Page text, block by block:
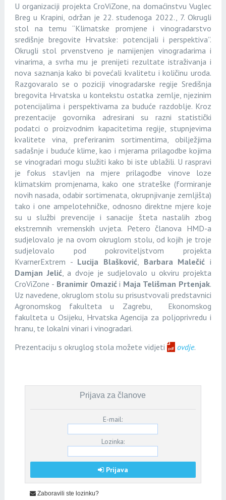
U organizaciji projekta CroViZone, na domaćinstvu Vuglec
Breg u Krapini, održan je 22. studenoga 2022., 7. Okrugli
stol na temu “Klimatske promjene i vinogradarstvo
središnje bregovite Hrvatske: potencijali i perspektiva”.
Okrugli stol prvenstveno je namijenjen vinogradarima i
vinarima, a svrha mu je prenijeti rezultate istraživanja i
nova saznanja kako bi povećali kvalitetu i količinu uroda.
Razgovaralo se o poziciji vinogradarske regije Središnja
bregovita Hrvatska u kontekstu ostatka zemlje, njezinim
potencijalima i perspektivama za buduće razdoblje. Kroz
prezentacije govornika adresirani su razni statistički
podatci o proizvodnim kapacitetima regije, stupnjevima
kvalitete vina, preferiranim sortimentima, obilježjima
sadašnje i buduće klime, kao i mjerama prilagodbe kojima
se vinogradari mogu služiti kako bi iste ublažili. U raspravi
je fokus stavljen na mjere prilagodbe vinove loze
klimatskim promjenama, kako one strateške (formiranje
novih nasada, odabir sortimenata, okrupnjivanje zemljišta)
tako i one ampelotehničke, odnosno direktne mjere koje
su u službi prevencije i sanacije šteta nastalih zbog
ekstremnih vremenskih uvjeta. Petero članova HMD-a
sudjelovalo je na ovom okruglom stolu, od kojih je troje
sudjelovalo pod pokroviteljstvom projekta
KvarnerExtrem - Lucija Blašković Barbara Malečići
Damjan Jelić, a dvoje je sudjelovalo u okviru projekta
CroViZone - Branimir Omazići Maja Telišman Prtenjak.
Uz navedene, okruglom stolu su prisustvovali predstavnici
Agronomskog fakulteta u Zagrebu, Ekonomskog
fakulteta u Osijeku, Hrvatska Agencija za poljoprivredu i
hranu, te lokalni vinari i vinogradari.
Prezentaciju s okruglog stola možete vidjeti
ovdje.
Prijava za članove
E-mail:
Lozinka:
Prijava
Zaboravili ste lozinku?